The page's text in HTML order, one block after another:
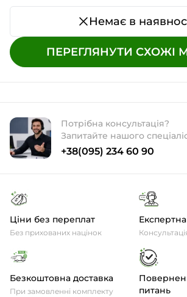
Немає в
ПЕРЕГЛЯНУТИ СХОЖІ
Потрібна консультація?
Запитайте нашого
+38(095) 234 60 90
Ціни без переплат
Без прихованих націнок
Безкоштовна доставка
При замовленні комплекту
питань